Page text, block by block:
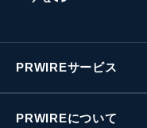
PRWIREサービス
PRWIREについて